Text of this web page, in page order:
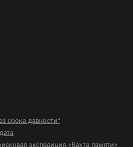
срока давности"
экспедиция «Вахта памяти»